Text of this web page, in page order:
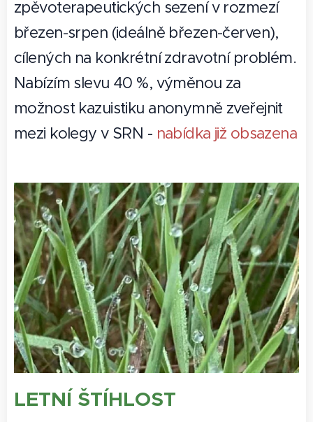
zpěvoterapeutických sezení v rozmezí
březen-srpen (ideálně březen-červen),
cílených na konkrétní zdravotní problém.
Nabízím slevu 40 %, výměnou za
možnost kazuistiku anonymně zveřejnit
mezi kolegy v SRN - nabídka již obsazena
LETNÍ ŠTÍHLOST